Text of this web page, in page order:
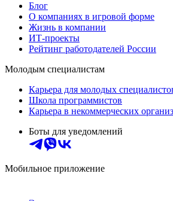
Блог
О компаниях в игровой форме
Жизнь в компании
ИТ-проекты
Рейтинг работодателей России
Молодым специалистам
Карьера для молодых
Школа программистов
Карьера в некоммерческих
Боты для уведомлений
Мобильное приложение